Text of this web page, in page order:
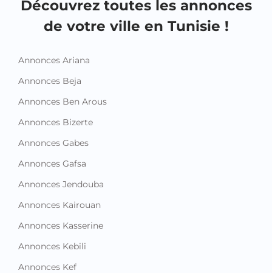
Découvrez toutes les annonces
de votre ville en Tunisie !
Annonces Ariana
Annonces Beja
Annonces Ben Arous
Annonces Bizerte
Annonces Gabes
Annonces Gafsa
Annonces Jendouba
Annonces Kairouan
Annonces Kasserine
Annonces Kebili
Annonces Kef